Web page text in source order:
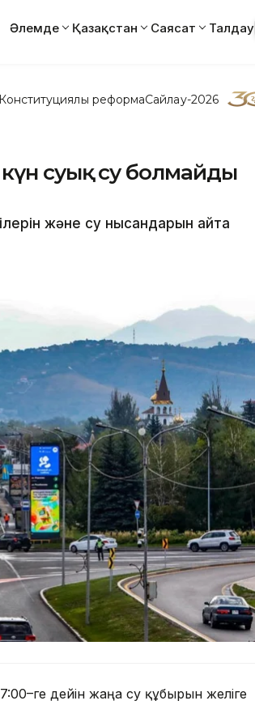
Әлемде Қазақстан Саясат Талдау
Конституциялық реформаСайлау-2026
суық су болмайды
және су нысандарын қайта
дейін жаңа су құбырын желіге